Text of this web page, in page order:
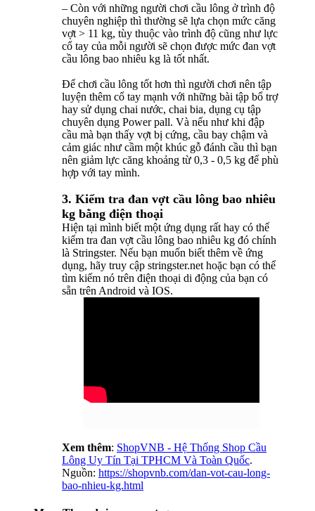
– Còn với những người chơi cầu lông ở trình độ
chuyên nghiệp thì thường sẽ lựa chọn mức căng
vợt > 11 kg, tùy thuộc vào trình độ cũng như lực
cổ tay của mỗi người sẽ chọn được mức đan vợt
cầu lông bao nhiêu kg là tốt nhất.
Để chơi cầu lông tốt hơn thì người chơi nên tập
luyện thêm cổ tay mạnh với những bài tập bổ trợ
hay sử dụng chai nước, chai bia, dụng cụ tập
chuyên dụng Power pall. Và nếu như khi đập
cầu mà bạn thấy vợt bị cứng, cầu bay chậm và
cảm giác như cầm một khúc gỗ đánh cầu thì bạn
nên giảm lực căng khoảng từ 0,3 - 0,5 kg để phù
hợp với tay mình.
3. Kiểm tra đan vợt cầu lông bao nhiêu
kg bằng điện thoại
Hiện tại mình biết một ứng dụng rất hay có thể
kiểm tra đan vợt cầu lông bao nhiêu kg đó chính
là Stringster. Nếu bạn muốn biết thêm về ứng
dụng, hãy truy cập stringster.net hoặc bạn có thể
tìm kiếm nó trên điện thoại di động của bạn có
sẵn trên Android và IOS.
Xem thêm: ShopVNB - Hệ Thống Shop Cầu
Lông Uy Tín Tại TPHCM Và Toàn Quốc.
Nguồn: https://shopvnb.com/dan-vot-cau-long-
bao-nhieu-kg.html